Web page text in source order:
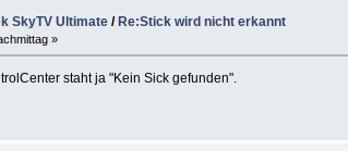
SkyTV Ultimate / Re:Stick wird nicht erkannt
»
staht ja "Kein Sick gefunden".